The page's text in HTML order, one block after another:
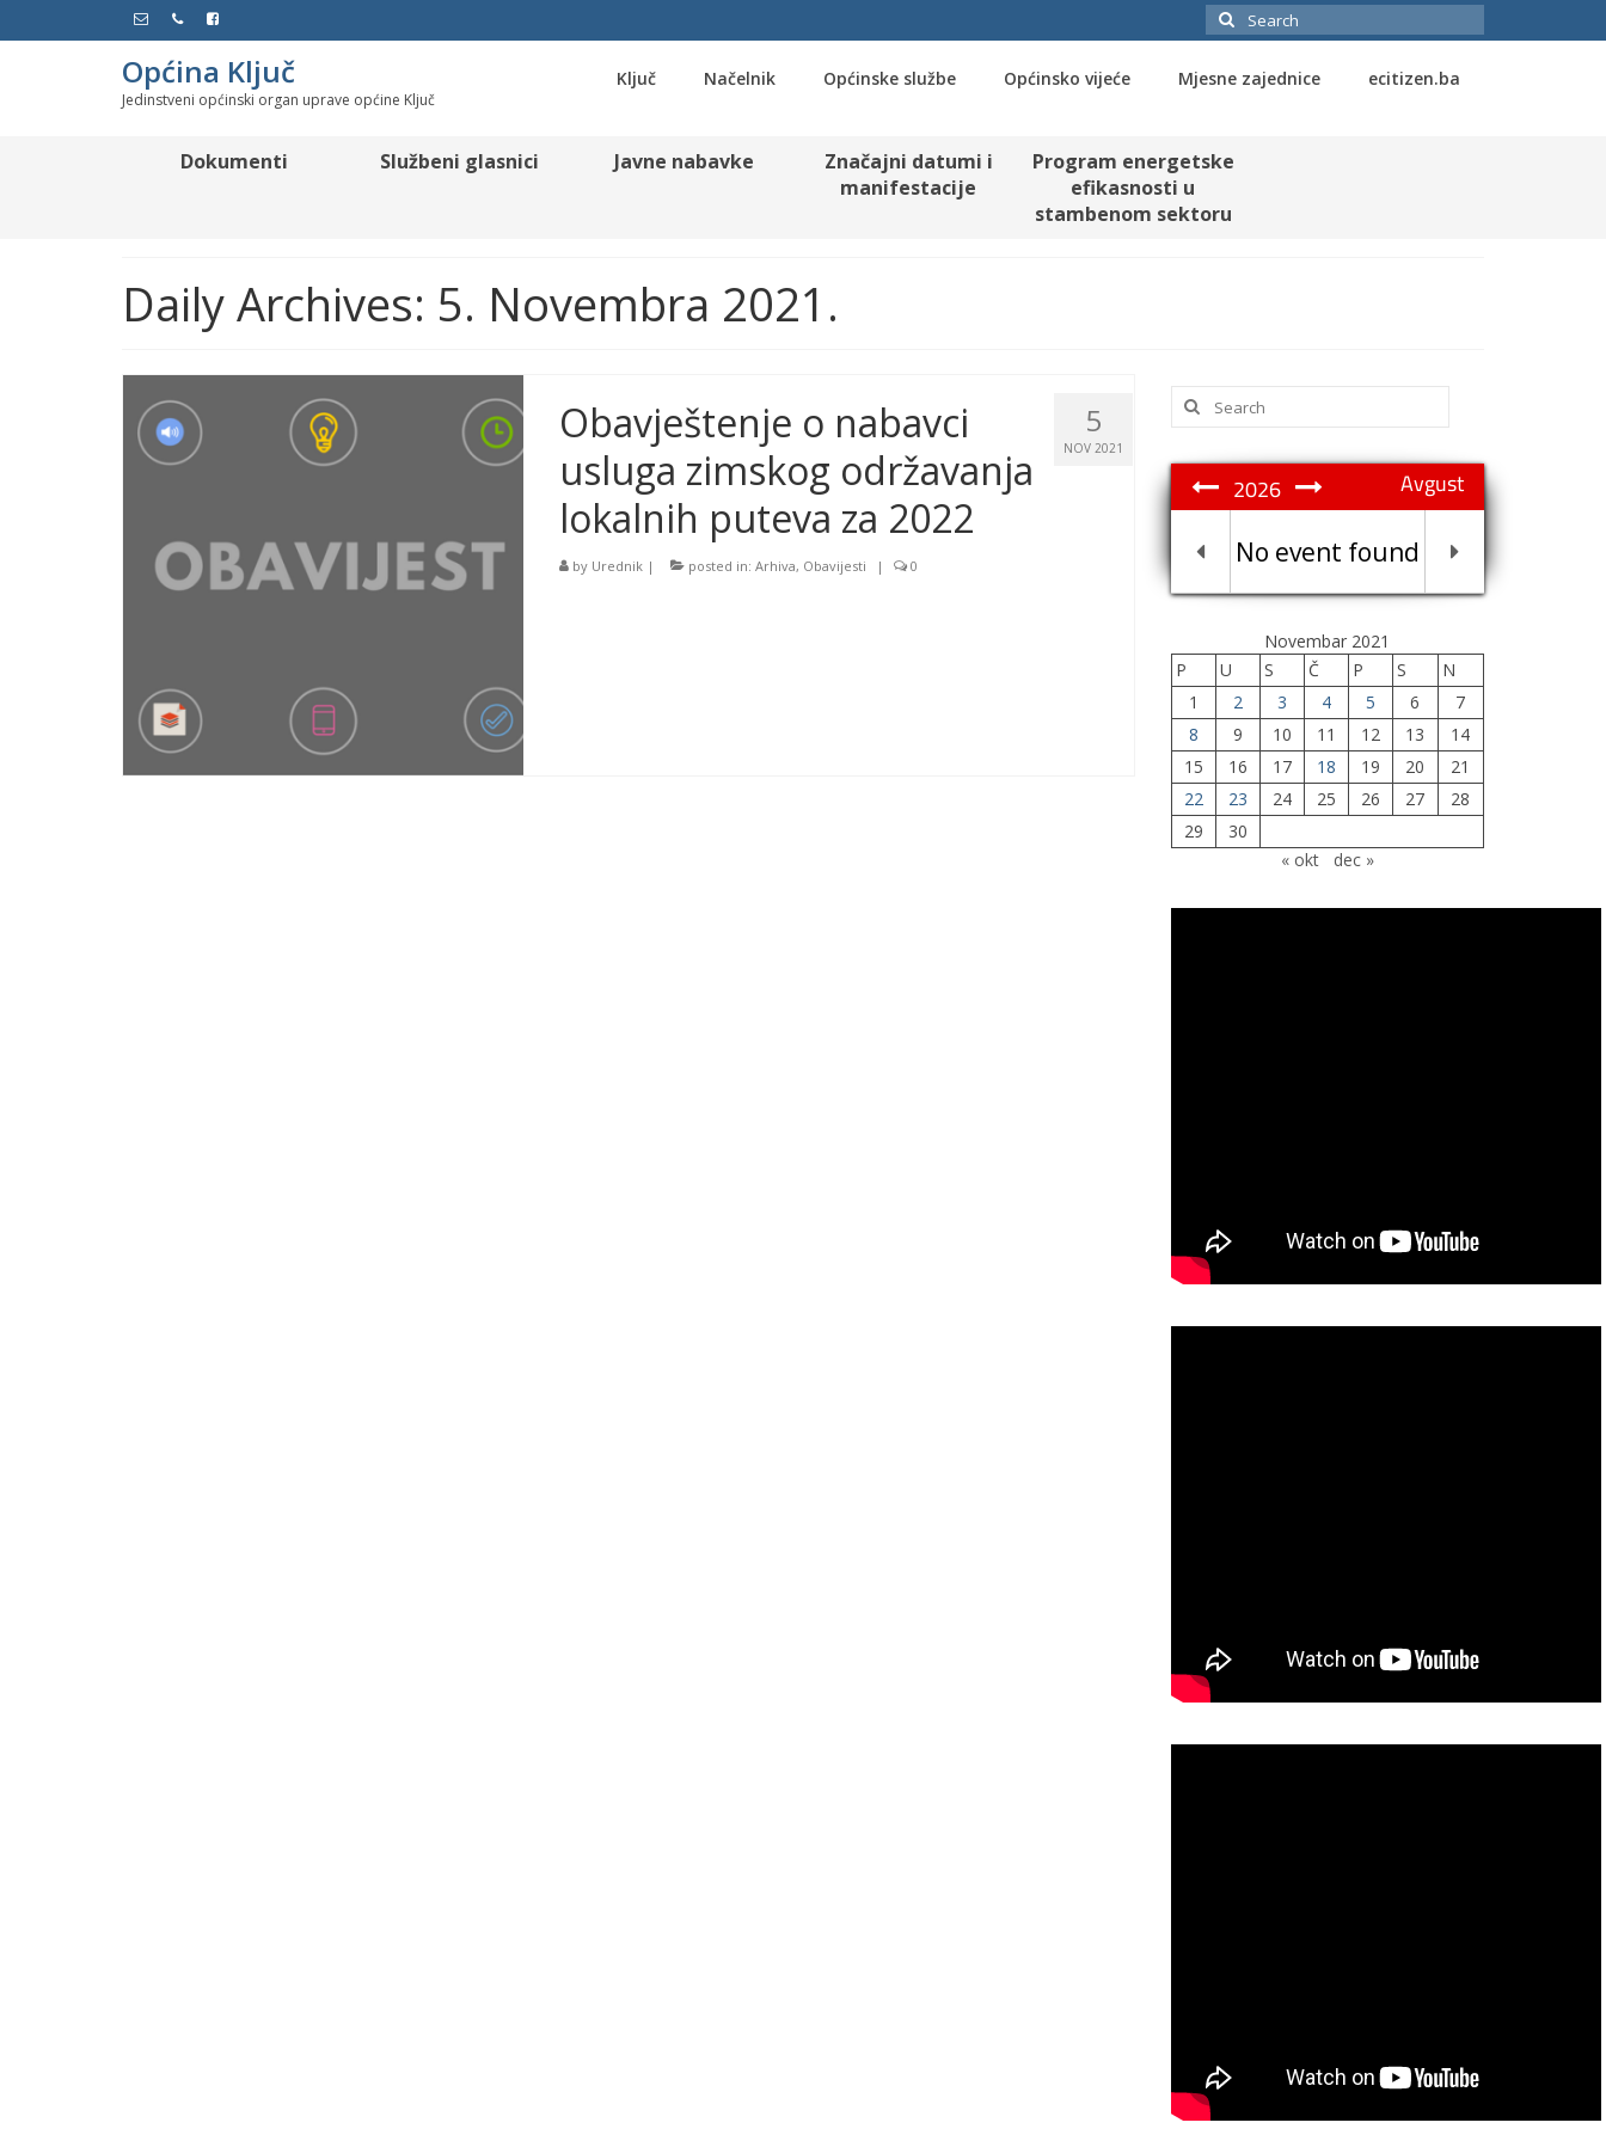
Search
for:
Općina Ključ
Jedinstveni općinski organ uprave općine Ključ
Ključ Načelnik Općinske službe Općinsko vijeće Mjesne zajednice ecitizen.ba
Dokumenti Službeni glasnici Javne nabavke
Značajni datumi i
manifestacije
Program energetske
efikasnosti u
stambenom sektoru
Daily Archives: 5. Novembra 2021.
5
NOV 2021
Obavještenje o nabavci
usluga zimskog održavanja
lokalnih puteva za 2022
by Urednik| posted in: Arhiva, Obavijesti | 0
Search
for:
Avgust
2026
No event found
Novembar 2021
P
U S Č P S
N
1
2 3 4 5 6
7
8
9 10 11 12 13
14
15
16 17 18 19 20
21
22
23 24 25 26 27
28
29
30
« okt
dec »